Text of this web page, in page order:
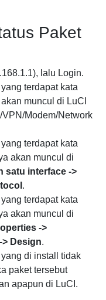
Paket
lalu Login.
terdapat kata
muncul di LuCI
Modem/Network
terdapat kata
akan muncul di
satu interface ->
.
terdapat kata
akan muncul di
->
Design.
di install tidak
paket tersebut
apapun di LuCI.